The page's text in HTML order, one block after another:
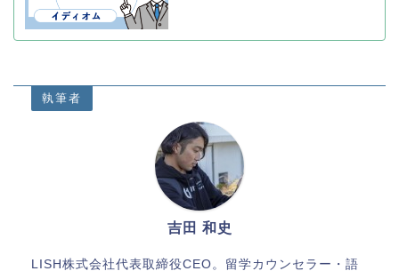
執筆者
吉田 和史
LISH株式会社代表取締役CEO。留学カウンセラー・語